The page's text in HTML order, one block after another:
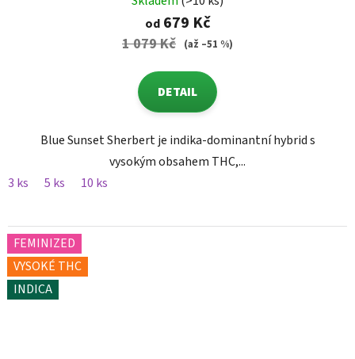
od679 Kč
1 079 Kč (až –51 %)
DETAIL
Blue Sunset Sherbert je indika-dominantní hybrid s
vysokým obsahem THC,...
3 ks
5 ks 10 ks
FEMINIZED
VYSOKÉ THC
INDICA